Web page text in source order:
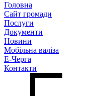
Головна
Сайт громади
Послуги
Документи
Новини
Мобільна валіза
Е-Черга
Контакти